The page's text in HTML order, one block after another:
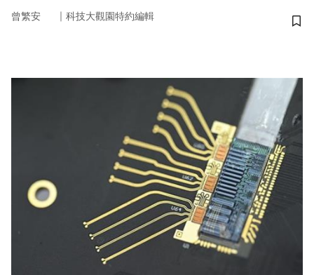
曾繁安 ｜ 科技大觀園特約編輯
儲